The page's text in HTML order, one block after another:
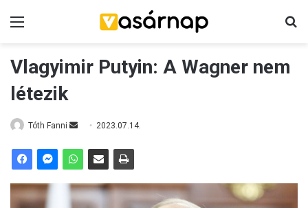
Vlagyimir Putyin: A Wagner nem
létezik
Tóth Fanni
a
2023.07.14.